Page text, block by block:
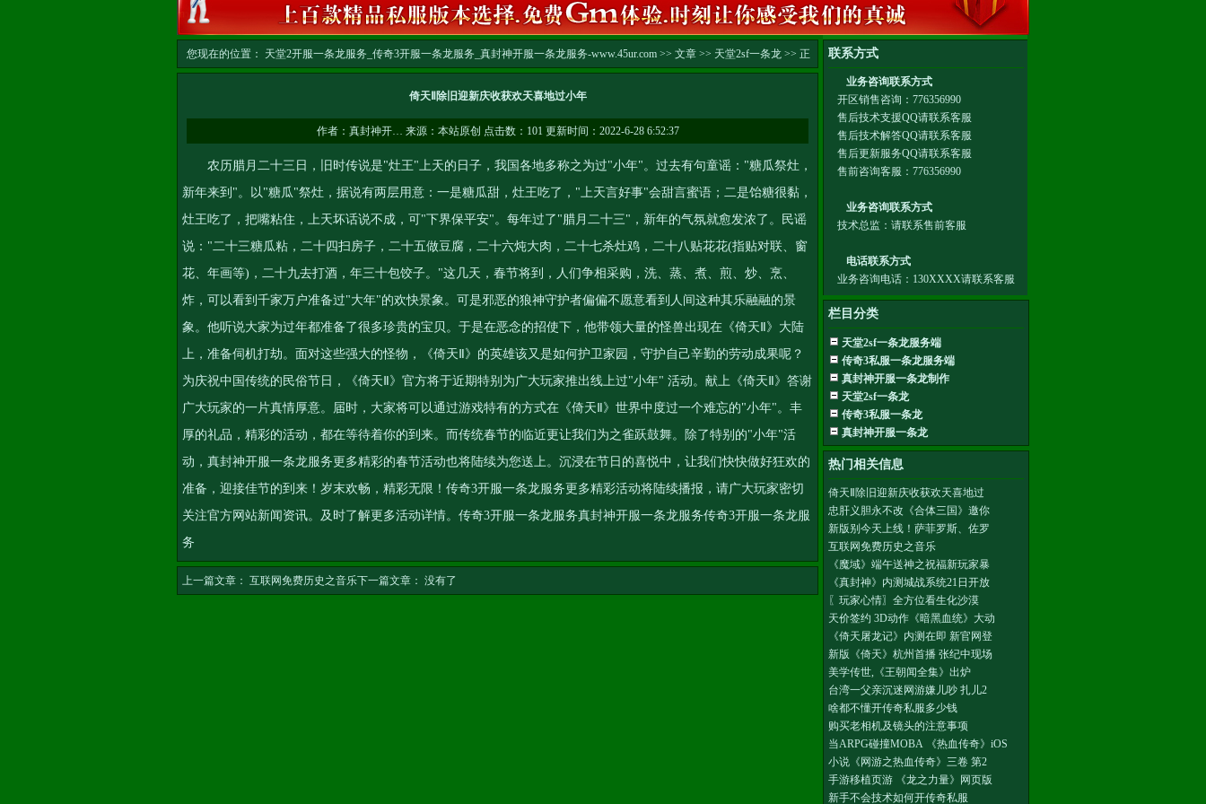
您现在的位置： 天堂2开服一条龙服务_传奇3开服一条龙服务_真封神开服一条龙服务-www.45ur.com >> 文章 >> 天堂2sf一条龙 >> 正
倚天Ⅱ除旧迎新庆收获欢天喜地过小年
作者： 真封神开… 来源：本站原创 点击数： 101 更新时间：2022-6-28 6:52:37
农历腊月二十三日，旧时传说是"灶王"上天的日子，我国各地多称之为过"小年"。过去有句童谣："糖瓜祭灶，
新年来到"。以"糖瓜"祭灶，据说有两层用意：一是糖瓜甜，灶王吃了，"上天言好事"会甜言蜜语；二是饴糖很黏，
灶王吃了，把嘴粘住，上天坏话说不成，可"下界保平安"。每年过了"腊月二十三"，新年的气氛就愈发浓了。民谣
说："二十三糖瓜粘，二十四扫房子，二十五做豆腐，二十六炖大肉，二十七杀灶鸡，二十八贴花花(指贴对联、窗
花、年画等)，二十九去打酒，年三十包饺子。"这几天，春节将到，人们争相采购，洗、蒸、煮、煎、炒、烹、
炸，可以看到千家万户准备过"大年"的欢快景象。可是邪恶的狼神守护者偏偏不愿意看到人间这种其乐融融的景
象。他听说大家为过年都准备了很多珍贵的宝贝。于是在恶念的招使下，他带领大量的怪兽出现在《倚天Ⅱ》大陆
上，准备伺机打劫。面对这些强大的怪物，《倚天Ⅱ》的英雄该又是如何护卫家园，守护自己辛勤的劳动成果呢？
为庆祝中国传统的民俗节日，《倚天Ⅱ》官方将于近期特别为广大玩家推出线上过"小年" 活动。献上《倚天Ⅱ》答谢
广大玩家的一片真情厚意。届时，大家将可以通过游戏特有的方式在《倚天Ⅱ》世界中度过一个难忘的"小年"。丰
厚的礼品，精彩的活动，都在等待着你的到来。而传统春节的临近更让我们为之雀跃鼓舞。除了特别的"小年"活
动， 真封神开服一条龙服务更多精彩的春节活动也将陆续为您送上。沉浸在节日的喜悦中，让我们快快做好狂欢的
准备，迎接佳节的到来！岁末欢畅，精彩无限！ 传奇3开服一条龙服务更多精彩活动将陆续播报，请广大玩家密切
关注官方网站新闻资讯。及时了解更多活动详情。 传奇3开服一条龙服务真封神开服一条龙服务传奇3开服一条龙服
务
上一篇文章： 互联网免费历史之音乐下一篇文章： 没有了
栏目分类
天堂2sf一条龙服务端
传奇3私服一条龙服务端
真封神开服一条龙制作
天堂2sf一条龙
传奇3私服一条龙
真封神开服一条龙
热门相关信息
倚天Ⅱ除旧迎新庆收获欢天喜地过
忠肝义胆永不改《合体三国》邀你
新版别今天上线！萨菲罗斯、佐罗
互联网免费历史之音乐
《魔域》端午送神之祝福新玩家暴
《真封神》内测城战系统21日开放
〖玩家心情〗全方位看生化沙漠
天价签约 3D动作《暗黑血统》大动
《倚天屠龙记》内测在即 新官网登
新版《倚天》杭州首播 张纪中现场
美学传世,《王朝闻全集》出炉
台湾一父亲沉迷网游嫌儿吵 扎儿2
啥都不懂开传奇私服多少钱
购买老相机及镜头的注意事项
当ARPG碰撞MOBA 《热血传奇》iOS
小说《网游之热血传奇》三卷 第2
手游移植页游 《龙之力量》网页版
新手不会技术如何开传奇私服